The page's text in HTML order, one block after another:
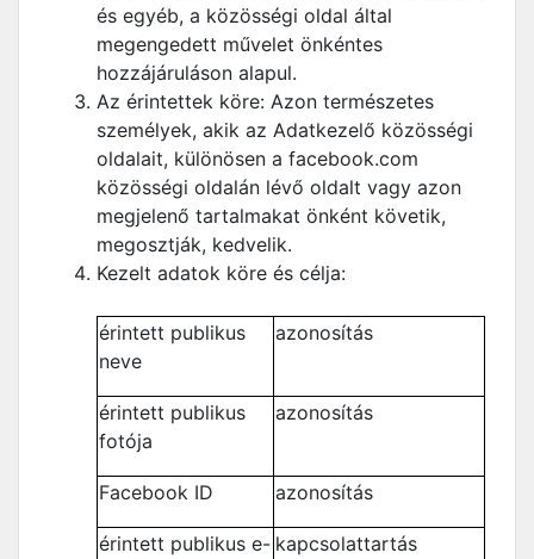
és egyéb, a közösségi oldal által
megengedett művelet önkéntes
hozzájáruláson alapul.
Az érintettek köre: Azon természetes
személyek, akik az Adatkezelő közösségi
oldalait, különösen a facebook.com
közösségi oldalán lévő oldalt vagy azon
megjelenő tartalmakat önként követik,
megosztják, kedvelik.
Kezelt adatok köre és célja:
érintett publikus
neve
azonosítás
érintett publikus
fotója
azonosítás
Facebook ID azonosítás
érintett publikus e- kapcsolattartás